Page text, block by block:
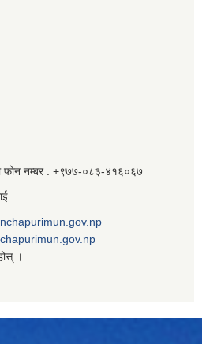
फोन नम्बर : +९७७-०८३‍-४१६०६७
।